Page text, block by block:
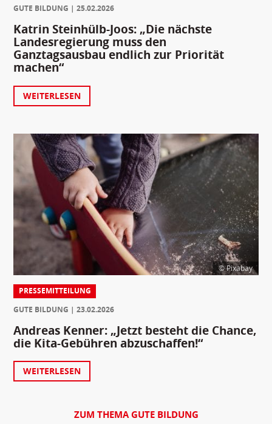
GUTE BILDUNG 25.02.2026
Katrin Steinhülb-Joos: „Die nächste
Landesregierung muss den
Ganztagsausbau endlich zur Priorität
machen“
WEITERLESEN
© Pixabay
PRESSEMITTEILUNG
GUTE BILDUNG
23.02.2026
Andreas Kenner: „Jetzt besteht die Chance,
die Kita-Gebühren abzuschaffen!“
WEITERLESEN
ZUM THEMA GUTE BILDUNG